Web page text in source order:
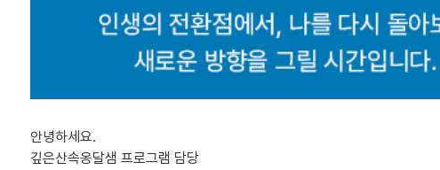
안녕하세요.
깊은산속옹달샘 프로그램 담당